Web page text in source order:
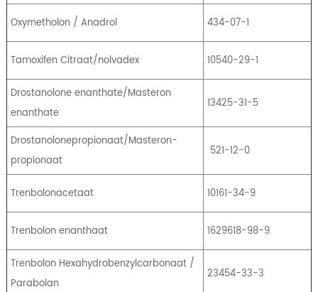
Oxymetholon / Anadrol 434-07-1
Tamoxifen Citraat/nolvadex 10540-29-1
Drostanolone enanthate/Masteron
enanthate
13425-31-5
Drostanolonepropionaat/Masteron-
propionaat
521-12-0
Trenbolonacetaat 10161-34-9
Trenbolon enanthaat 1629618-98-9
Trenbolon Hexahydrobenzylcarbonaat /
Parabolan
23454-33-3